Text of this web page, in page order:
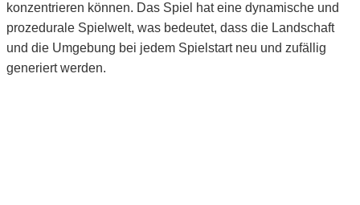
konzentrieren können. Das Spiel hat eine dynamische und
prozedurale Spielwelt, was bedeutet, dass die Landschaft
und die Umgebung bei jedem Spielstart neu und zufällig
generiert werden.